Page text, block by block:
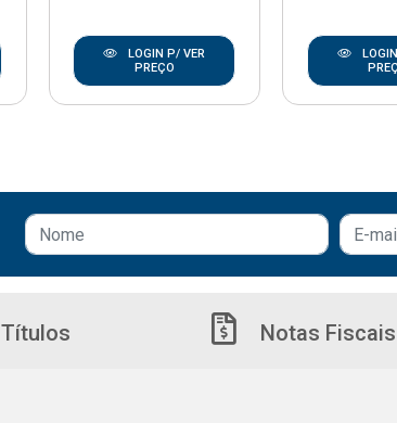
LOGIN P/ VER
PREÇO
Títulos Notas Fiscais